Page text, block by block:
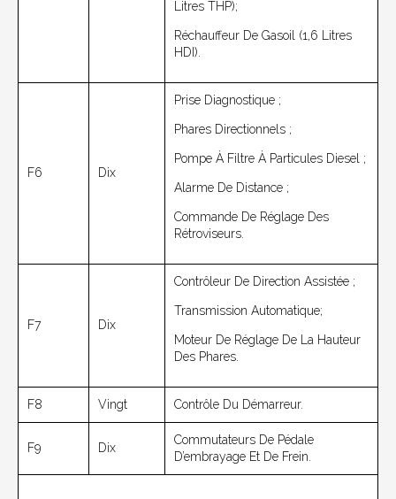
Litres THP);
Réchauffeur De Gasoil (1,6 Litres
HDI).
F6 Dix
Prise Diagnostique ;
Phares Directionnels ;
Pompe À Filtre À Particules Diesel ;
Alarme De Distance ;
Commande De Réglage Des
Rétroviseurs.
F7 Dix
Contrôleur De Direction Assistée ;
Transmission Automatique;
Moteur De Réglage De La Hauteur
Des Phares.
F8 Vingt Contrôle Du Démarreur.
F9 Dix
Commutateurs De Pédale
D’embrayage Et De Frein.